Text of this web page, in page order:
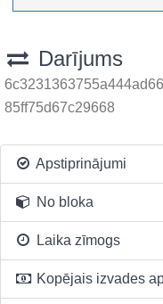
Darījums
85ff75d67c29668
Apstiprinājumi
No bloka
Laika zīmogs
Kopējais izvades